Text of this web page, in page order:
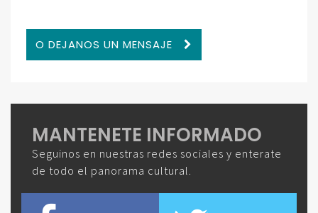
O DEJANOS UN MENSAJE
MANTENETE INFORMADO
Seguinos en nuestras redes sociales y enterate
de todo el panorama cultural.